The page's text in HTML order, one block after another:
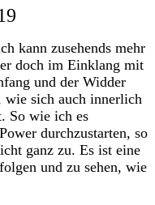
kann zusehends mehr
doch im Einklang mit
und der Widder
wie sich auch innerlich
So wie ich es
durchzustarten, so
ganz zu. Es ist eine
und zu sehen, wie